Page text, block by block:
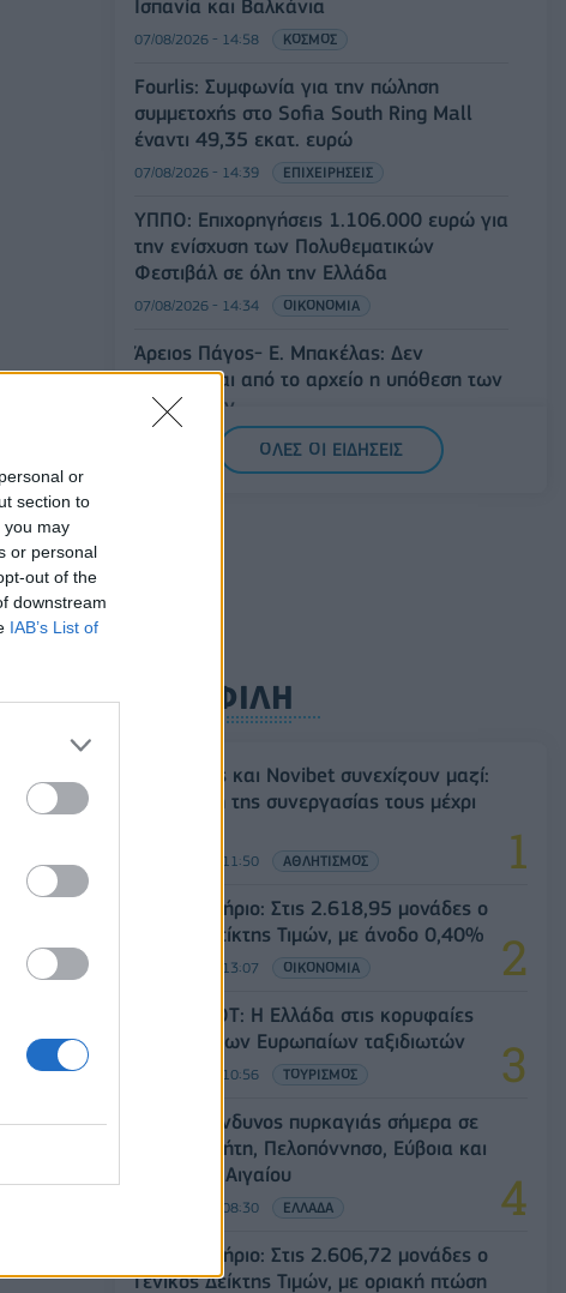
or
section to
you may
or personal
out of the
downstream
IAB’s List of
Ισπανία και Βαλκάνια
07/08/2026 - 14:58 ΚΟΣΜΟΣ
Fourlis: Συμφωνία για την πώληση
συμμετοχής στο Sofia South Ring Mall
έναντι 49,35 εκατ. ευρώ
07/08/2026 - 14:39 ΕΠΙΧΕΙΡΗΣΕΙΣ
ΥΠΠΟ: Επιχορηγήσεις 1.106.000 ευρώ για
την ενίσχυση των Πολυθεματικών
Φεστιβάλ σε όλη την Ελλάδα
07/08/2026 - 14:34 ΟΙΚΟΝΟΜΙΑ
Άρειος Πάγος- Ε. Μπακέλας: Δεν
ανασύρεται από το αρχείο η υπόθεση των
υποκλοπών
07/08/2026 - 14:11 ΕΛΛΑΔΑ
ΟΛΕΣ ΟΙ ΕΙΔΗΣΕΙΣ
ΔΗΜΟΦΙΛΗ
Ατρόμητος και Novibet συνεχίζουν μαζί:
Ανανέωση της συνεργασίας τους μέχρι
07/08/2026 - 11:50 ΑΘΛΗΤΙΣΜΟΣ
Χρηματιστήριο: Στις 2.618,95 μονάδες ο
Γενικός Δείκτης Τιμών, με άνοδο 0,40%
07/08/2026 - 13:07 ΟΙΚΟΝΟΜΙΑ
Έρευνα ΕΟΤ: Η Ελλάδα στις κορυφαίες
επιλογές των Ευρωπαίων ταξιδιωτών
07/08/2026 - 10:56 ΤΟΥΡΙΣΜΟΣ
Υψηλός κίνδυνος πυρκαγιάς σήμερα σε
Αττική, Κρήτη, Πελοπόννησο, Εύβοια και
νησιά του Αιγαίου
07/08/2026 - 08:30 ΕΛΛΑΔΑ
Χρηματιστήριο: Στις 2.606,72 μονάδες ο
Γενικός Δείκτης Τιμών, με οριακή πτώση